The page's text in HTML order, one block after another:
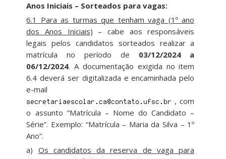
Anos Iniciais – Sorteados para vagas:
6.1 Para as turmas que tenham vaga (1º ano
dos Anos Iniciais) – cabe aos responsáveis
legais pelos candidatos sorteados realizar a
matrícula no período de 03/12/2024 a
06/12/2024. A documentação exigida no item
6.4 deverá ser digitalizada e encaminhada pelo
e-mail
, com
o assunto “Matrícula – Nome do Candidato –
Série”. Exemplo: “Matrícula – Maria da Silva – 1º
Ano”.
a) Os candidatos da reserva de vaga para